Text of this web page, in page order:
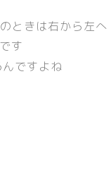
ときは右から左へ
す
ですよね